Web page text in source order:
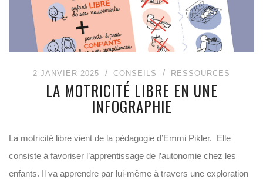
2 JANVIER 2025 CONSEILS RESSOURCES
LA MOTRICITÉ LIBRE EN UNE
INFOGRAPHIE
La motricité libre vient de la pédagogie d’Emmi Pikler. Elle
consiste à favoriser l’apprentissage de l’autonomie chez les
enfants. Il va apprendre par lui-même à travers une exploration